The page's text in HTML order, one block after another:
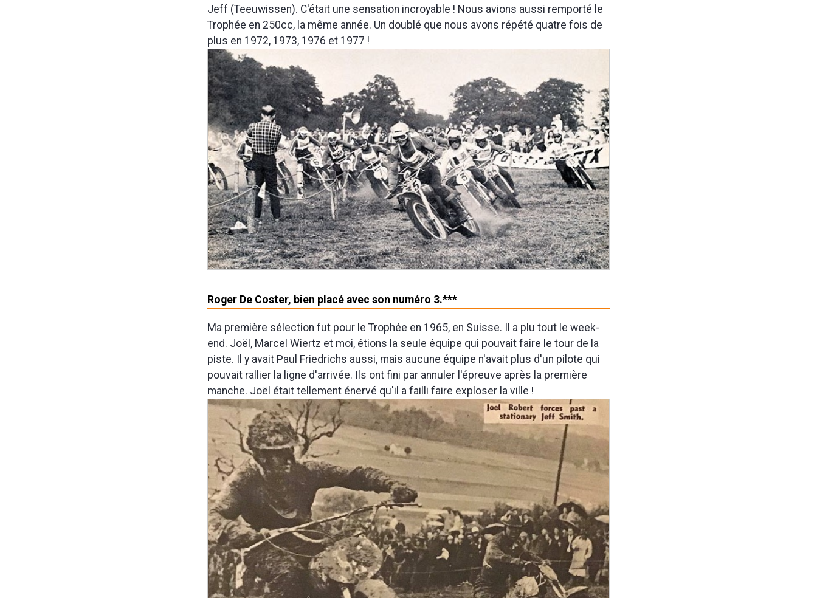
Jeff (Teeuwissen). C'était une sensation incroyable ! Nous avions aussi remporté le
Trophée en 250cc, la même année. Un doublé que nous avons répété quatre fois de
plus en 1972, 1973, 1976 et 1977 !
Roger De Coster, bien placé avec son numéro 3.***
Ma première sélection fut pour le Trophée en 1965, en Suisse. Il a plu tout le week-
end. Joël, Marcel Wiertz et moi, étions la seule équipe qui pouvait faire le tour de la
piste. Il y avait Paul Friedrichs aussi, mais aucune équipe n'avait plus d'un pilote qui
pouvait rallier la ligne d'arrivée. Ils ont fini par annuler l'épreuve après la première
manche. Joël était tellement énervé qu'il a failli faire exploser la ville !